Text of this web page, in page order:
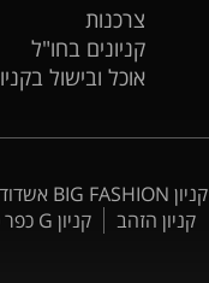
צרכנות
קניונים בחו"ל
אוכל ובישול
קניון BIG FASHION אשדוד
קניון הזהב
קניון G כפר סבא